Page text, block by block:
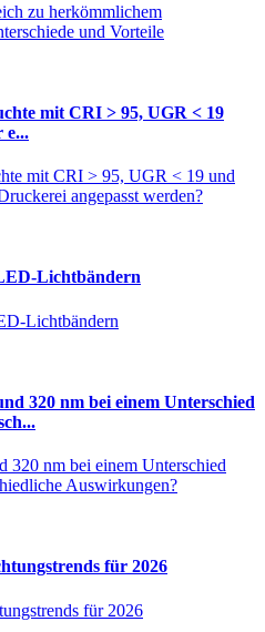
zu herkömmlichem
und Vorteile
mit CRI > 95, UGR < 19
e...
mit CRI > 95, UGR < 19 und
angepasst werden?
Lichtbändern
Lichtbändern
320 nm bei einem Unterschied
320 nm bei einem Unterschied
Auswirkungen?
für 2026
für 2026